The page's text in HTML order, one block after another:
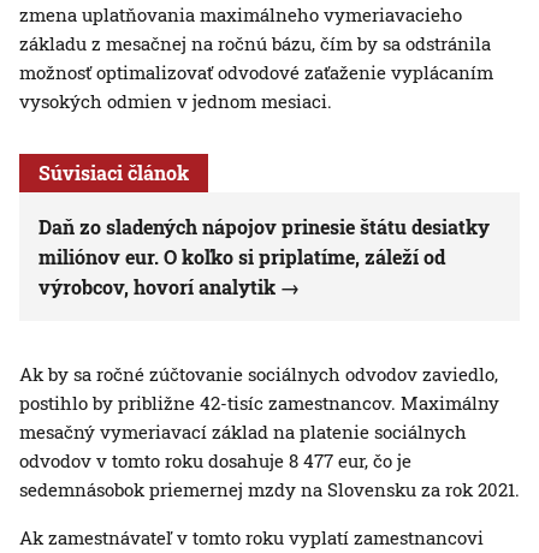
zmena uplatňovania maximálneho vymeriavacieho
základu z mesačnej na ročnú bázu, čím by sa odstránila
možnosť optimalizovať odvodové zaťaženie vyplácaním
vysokých odmien v jednom mesiaci.
Súvisiaci článok
Daň zo sladených nápojov prinesie štátu desiatky
miliónov eur. O koľko si priplatíme, záleží od
výrobcov, hovorí analytik
Ak by sa ročné zúčtovanie sociálnych odvodov zaviedlo,
postihlo by približne 42-tisíc zamestnancov. Maximálny
mesačný vymeriavací základ na platenie sociálnych
odvodov v tomto roku dosahuje 8 477 eur, čo je
sedemnásobok priemernej mzdy na Slovensku za rok 2021.
Ak zamestnávateľ v tomto roku vyplatí zamestnancovi